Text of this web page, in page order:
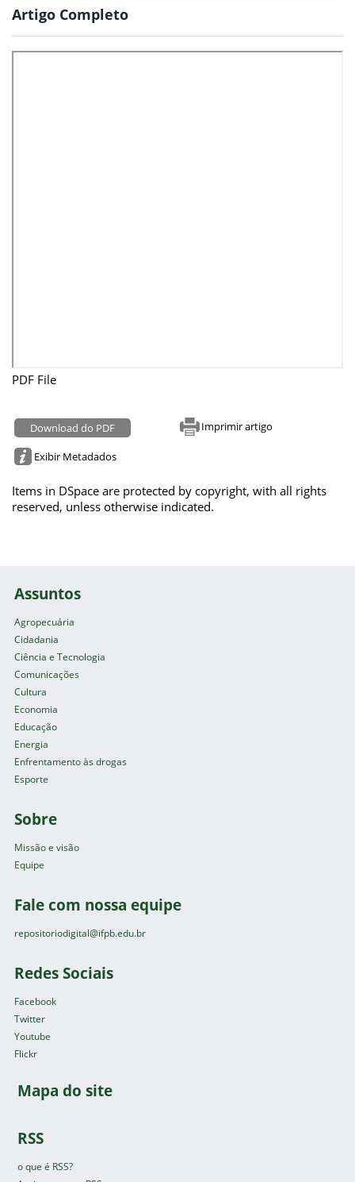
Artigo Completo
PDF File
Download do PDF Imprimir artigo
Exibir Metadados
Items in DSpace are protected by copyright, with all rights
reserved, unless otherwise indicated.
Assuntos
Agropecuária
Cidadania
Ciência e Tecnologia
Comunicações
Cultura
Economia
Educação
Energia
Enfrentamento às drogas
Esporte
Sobre
Missão e visão
Equipe
Fale com nossa equipe
repositoriodigital@ifpb.edu.br
Redes Sociais
Facebook
Twitter
Youtube
Flickr
Mapa do site
RSS
o que é RSS?